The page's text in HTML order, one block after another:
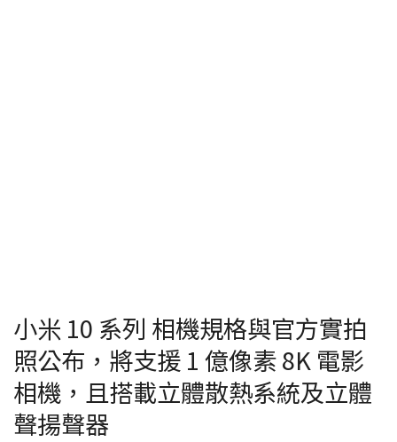
小米 10 系列 相機規格與官方實拍
照公布，將支援 1 億像素 8K 電影
相機，且搭載立體散熱系統及立體
聲揚聲器